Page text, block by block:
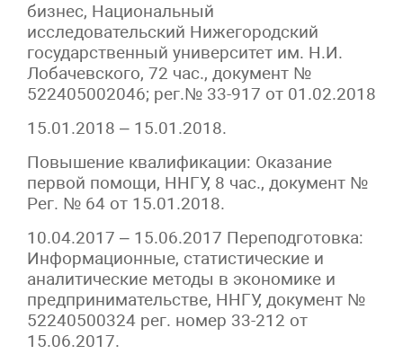
бизнес, Национальный
исследовательский Нижегородский
государственный университет им. Н.И.
Лобачевского, 72 час., документ №
522405002046; рег.№ 33-917 от 01.02.2018
15.01.2018 – 15.01.2018.
Повышение квалификации: Оказание
первой помощи, ННГУ, 8 час., документ №
Рег. № 64 от 15.01.2018.
10.04.2017 – 15.06.2017 Переподготовка:
Информационные, статистические и
аналитические методы в экономике и
предпринимательстве, ННГУ, документ №
52240500324 рег. номер 33-212 от
15.06.2017.